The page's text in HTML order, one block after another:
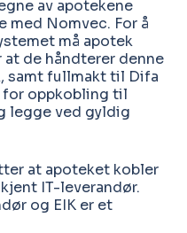
av apotekene
Nomvec. For å
må apotek
de håndterer denne
samt fullmakt til Difa
oppkobling til
legge ved gyldig
at apoteket kobler
IT-leverandør.
og EIK er et